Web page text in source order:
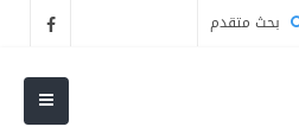
بحث متقدم